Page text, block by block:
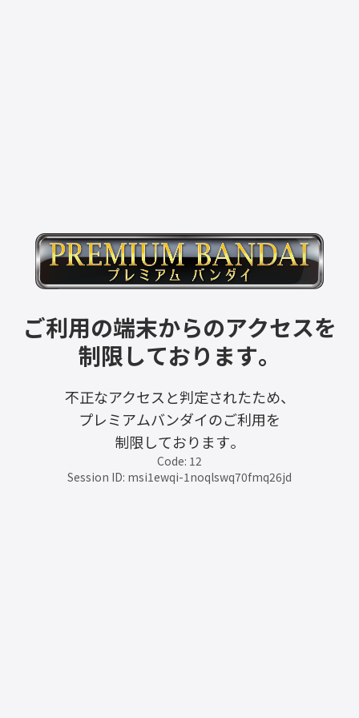
ご利用の端末からのアクセスを
制限しております。
不正なアクセスと判定されたため、
プレミアムバンダイのご利用を
制限しております。
Code: 12
Session ID: msi1ewqi-1noqlswq70fmq26jd